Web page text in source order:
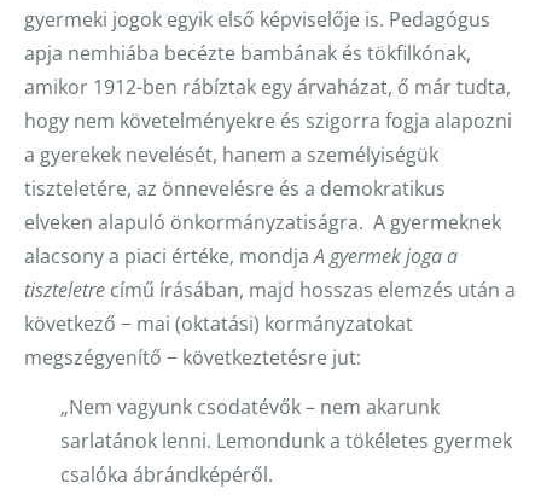
gyermeki jogok egyik első képviselője is. Pedagógus
apja nemhiába becézte bambának és tökfilkónak,
amikor 1912-ben rábíztak egy árvaházat, ő már tudta,
hogy nem követelményekre és szigorra fogja alapozni
a gyerekek nevelését, hanem a személyiségük
tiszteletére, az önnevelésre és a demokratikus
elveken alapuló önkormányzatiságra. A gyermeknek
alacsony a piaci értéke, mondjaA gyermek joga a
tiszteletre című írásában, majd hosszas elemzés után a
következő − mai (oktatási) kormányzatokat
megszégyenítő − következtetésre jut:
„Nem vagyunk csodatévők – nem akarunk
sarlatánok lenni. Lemondunk a tökéletes gyermek
csalóka ábrándképéről.